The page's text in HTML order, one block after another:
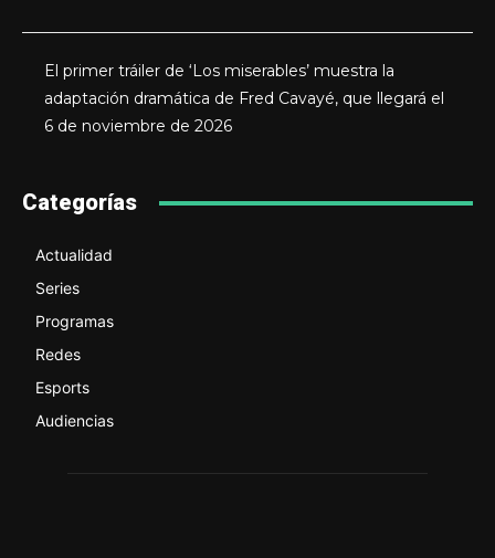
El primer tráiler de ‘Los miserables’ muestra la
adaptación dramática de Fred Cavayé, que llegará el
6 de noviembre de 2026
Categorías
Actualidad
Series
Programas
Redes
Esports
Audiencias